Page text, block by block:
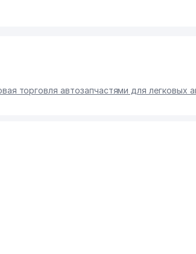
торговля автозапчастями для легковых